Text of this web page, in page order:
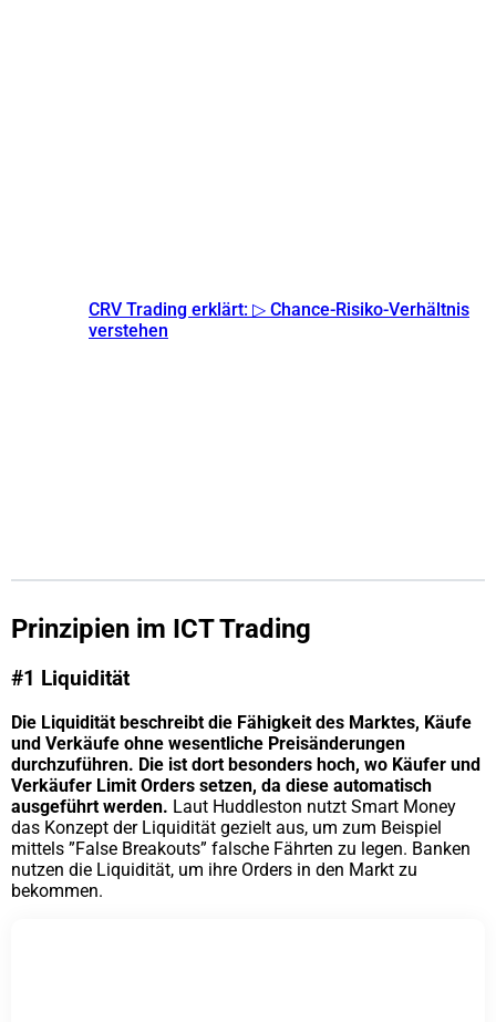
CRV Trading erklärt: ▷ Chance-Risiko-Verhältnis
verstehen
Prinzipien im ICT Trading
#1 Liquidität
Die Liquidität beschreibt die Fähigkeit des Marktes, Käufe
und Verkäufe ohne wesentliche Preisänderungen
durchzuführen. Die ist dort besonders hoch, wo Käufer und
Verkäufer Limit Orders setzen, da diese automatisch
ausgeführt werden. Laut Huddleston nutzt Smart Money
das Konzept der Liquidität gezielt aus, um zum Beispiel
mittels ”False Breakouts” falsche Fährten zu legen. Banken
nutzen die Liquidität, um ihre Orders in den Markt zu
bekommen.